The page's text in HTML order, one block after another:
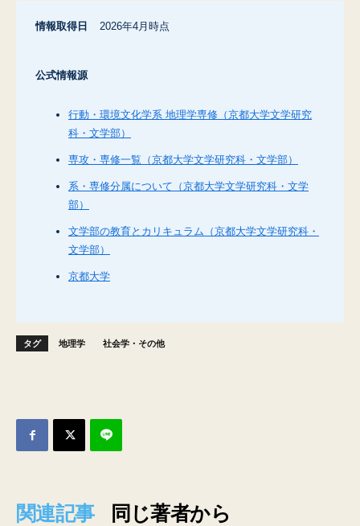
情報取得日 2026年4月時点
公式情報源
行動・環境文化学系 地理学専修（京都大学文学研究
科・文学部）
専攻・専修一覧（京都大学文学研究科・文学部）
系・専修分属について（京都大学文学研究科・文学
部）
文学部の教育とカリキュラム（京都大学文学研究科・
文学部）
京都大学
タグ 地理学 社会学・その他
関連記事 同じ著者から